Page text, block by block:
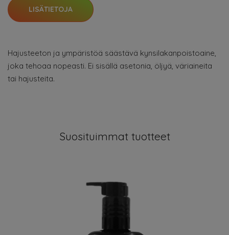
LISÄTIETOJA
Hajusteeton ja ympäristöä säästävä kynsilakanpoistoaine,
joka tehoaa nopeasti. Ei sisällä asetonia, öljyä, väriaineita
tai hajusteita.
Suosituimmat tuotteet